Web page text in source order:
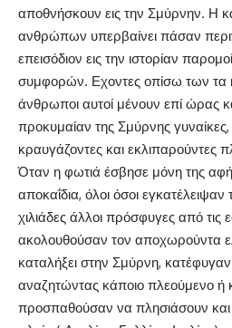
αποθνήσκουν εις την Σμύρνην. Η
ανθρώπων υπερβαίνει πάσαν
επεισόδιον εις την ιστορίαν
συμφορών. Εχοντες οπίσω των τα
άνθρωποι αυτοί μένουν επί ώρας
προκυμαίαν της Σμύρνης γυναίκες,
κραυγάζοντες και εκλιπαρούντες
Όταν η φωτιά έσβησε μόνη της
αποκαΐδια, όλοι όσοι εγκατέλειψαν
χιλιάδες άλλοι πρόσφυγες από τις
ακολουθούσαν τον αποχωρούντα
καταλήξει στην Σμύρνη,
αναζητώντας κάποιο πλεούμενο
προσπαθούσαν να πλησιάσουν